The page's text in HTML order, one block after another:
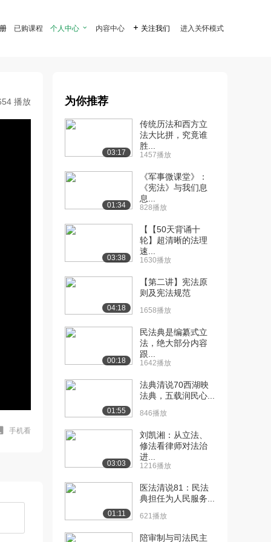
已购课程 个人中心  内容中心  关注我们 进入关怀模式
播放
手机看
为你推荐
03:17
传统历法和西方立
法大比拼，究竟谁
胜...
1457播放
01:34
《军事微课堂》：
《宪法》与我们息
息...
828播放
03:38
【【50天背诵十
轮】超清晰的法理
速...
1630播放
04:18
【第二讲】宪法原
则及宪法规范
1658播放
00:18
民法典是编纂式立
法，绝大部分内容
跟...
1642播放
01:55
法典清说70西湖映
法典，五载润民心...
846播放
03:03
刘凯湘：从立法、
修法看律师对法治
进...
1216播放
01:11
医法清说81：民法
典担任为人民服务...
621播放
陪审制与司法民主